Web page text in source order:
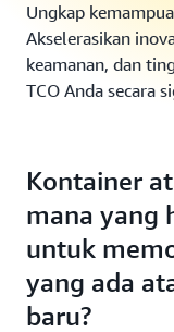
Ungkap
Akselerasikan
keamanan, dan
TCO Anda secara
Kontainer
mana yang
untuk
yang ada
baru?